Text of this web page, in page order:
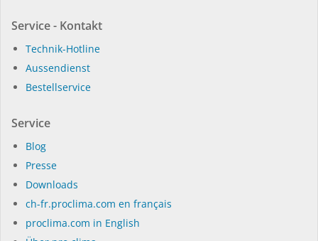
Service - Kontakt
Technik-Hotline
Aussendienst
Bestellservice
Service
Blog
Presse
Dow­n­loads
ch-fr.proclima.com en français
proclima.com in English